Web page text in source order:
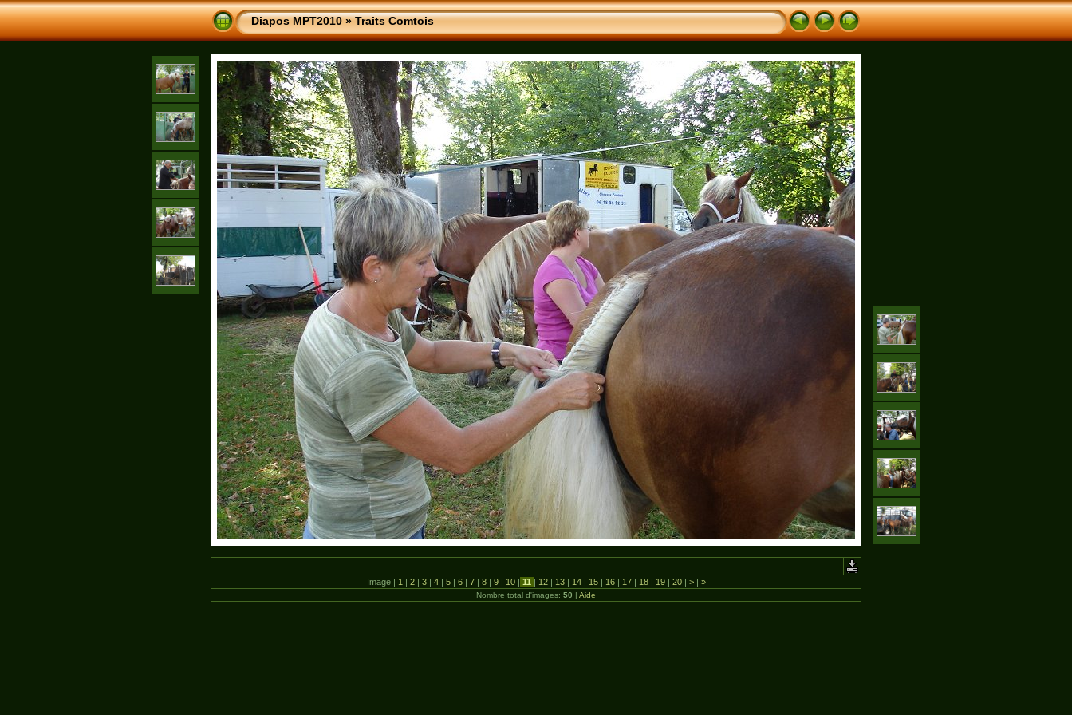
Diapos MPT2010»Traits Comtois
Image | 1 | 2 | 3 | 4 | 5 | 6 | 7 | 8 | 9 | 10 | 11 | 12 | 13 | 14 | 15 | 16 | 17 | 18 | 19 | 20 | > | »
Nombre total d'images: 50 | Aide